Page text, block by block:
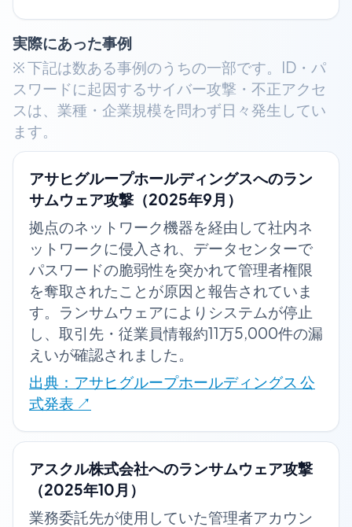
実際にあった事例
※ 下記は数ある事例のうちの一部です。ID・パ
スワードに起因するサイバー攻撃・不正アクセ
スは、業種・企業規模を問わず日々発生してい
ます。
アサヒグループホールディングスへのラン
サムウェア攻撃（2025年9月）
拠点のネットワーク機器を経由して社内ネ
ットワークに侵入され、データセンターで
パスワードの脆弱性を突かれて管理者権限
を奪取されたことが原因と報告されていま
す。ランサムウェアによりシステムが停止
し、取引先・従業員情報約11万5,000件の漏
えいが確認されました。
出典：アサヒグループホールディングス 公
式発表 ↗
アスクル株式会社へのランサムウェア攻撃
（2025年10月）
業務委託先が使用していた管理者アカウン